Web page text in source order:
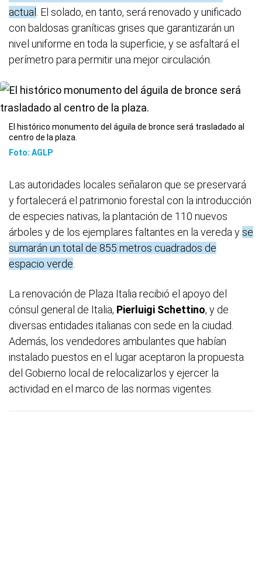
actual
. El solado, en tanto, será renovado y unificado
con baldosas graníticas grises que garantizarán un
nivel uniforme en toda la superficie, y se asfaltará el
perímetro para permitir una mejor circulación.
El histórico monumento del águila de bronce será trasladado al
centro de la plaza.
Foto: AGLP
Las autoridades locales señalaron que se preservará
y fortalecerá el patrimonio forestal con la introducción
de especies nativas, la plantación de 110 nuevos
árboles y de los ejemplares faltantes en la vereda y se
sumarán un total de 855 metros cuadrados de
espacio verde
La renovación de Plaza Italia recibió el apoyo del
cónsul general de Italia, Pierluigi Schettino, y de
diversas entidades italianas con sede en la ciudad.
Además, los vendedores ambulantes que habían
instalado puestos en el lugar aceptaron la propuesta
del Gobierno local de relocalizarlos y ejercer la
actividad en el marco de las normas vigentes.